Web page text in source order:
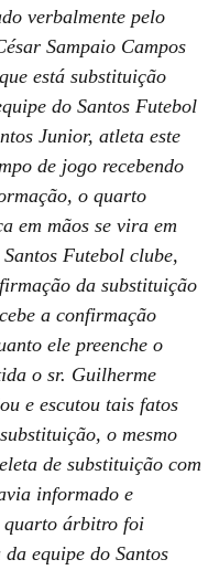
verbalmente pelo
Sampaio Campos
está substituição
do Santos Futebol
Junior, atleta este
de jogo recebendo
o quarto
em mãos se vira em
Futebol clube,
da substituição
a confirmação
ele preenche o
o sr. Guilherme
e escutou tais fatos
o mesmo
de substituição com
informado e
quarto árbitro foi
equipe do Santos